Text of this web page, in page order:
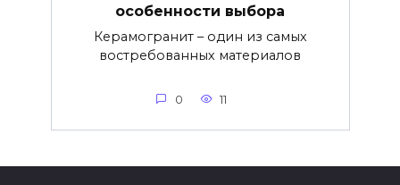
особенности выбора
Керамогранит – один из самых
востребованных материалов
0 11